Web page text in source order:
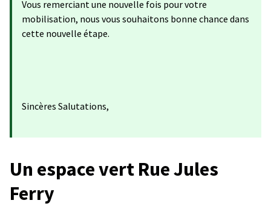
Vous remerciant une nouvelle fois pour votre
mobilisation, nous vous souhaitons bonne chance dans
cette nouvelle étape.
Sincères Salutations,
Un espace vert Rue Jules
Ferry